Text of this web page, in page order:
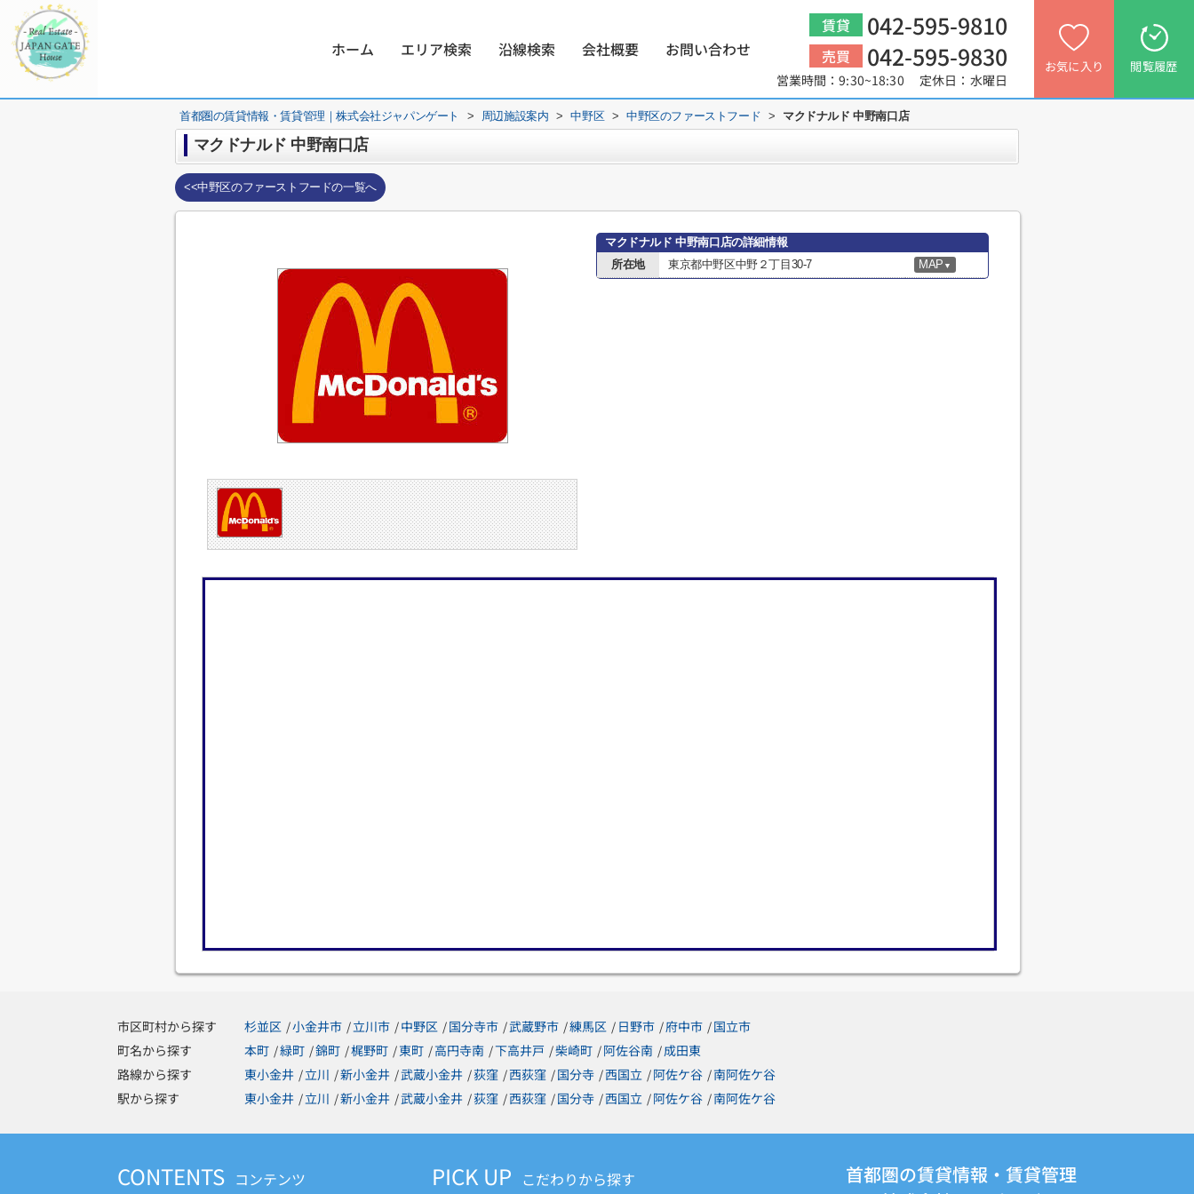
ホーム エリア検索 沿線検索 会社概要 お問い合わせ
賃貸 042-595-9810
売買 042-595-9830
営業時間：9:30~18:30 定休日：水曜日
お気に入り 閲覧履歴
首都圏の賃貸情報・賃貸管理｜株式会社ジャパンゲート > 周辺施設案内 > 中野区 > 中野区のファーストフード > マクドナルド 中野南口店
マクドナルド 中野南口店
<<中野区のファーストフードの一覧へ
マクドナルド 中野南口店の詳細情報
所在地
東京都中野区中野２丁目30-7 MAP ▼
市区町村から探す 杉並区 /小金井市 /立川市 /中野区 /国分寺市 /武蔵野市 /練馬区 / 日野市 /府中市 /国立市
町名から探す
本町 /緑町 /錦町 /梶野町 /東町 /高円寺南 /下高井戸 /柴崎町 /阿佐谷南 /成田東
路線から探す
東小金井 /立川 /新小金井 /武蔵小金井 /荻窪 /西荻窪 /国分寺 /西国立 /阿佐ケ谷 /南阿佐ケ谷
駅から探す
東小金井 /立川 /新小金井 /武蔵小金井 /荻窪 /西荻窪 /国分寺 /西国立 /阿佐ケ谷 /南阿佐ケ谷
CONTENTS コンテンツ PICK UP こだわりから探す
首都圏の賃貸情報・賃貸管理